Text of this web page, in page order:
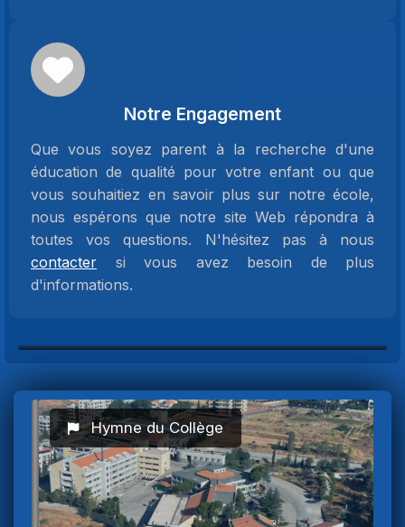
Notre Engagement
Que vous soyez parent à la recherche d'une
éducation de qualité pour votre enfant ou que
vous souhaitiez en savoir plus sur notre école,
nous espérons que notre site Web répondra à
toutes vos questions. N'hésitez pas à nous
contacter si vous avez besoin de plus
d'informations.
Hymne du Collège